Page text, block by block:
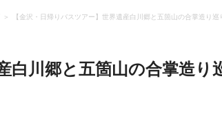
【金沢・日帰りバスツアー】世界遺産白川郷と五箇山の合掌造り
白川郷と五箇山の合掌造り